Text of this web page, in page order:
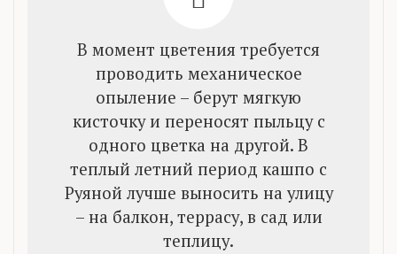
В момент цветения требуется
проводить механическое
опыление – берут мягкую
кисточку и переносят пыльцу с
одного цветка на другой. В
теплый летний период кашпо с
Руяной лучше выносить на улицу
– на балкон, террасу, в сад или
теплицу.